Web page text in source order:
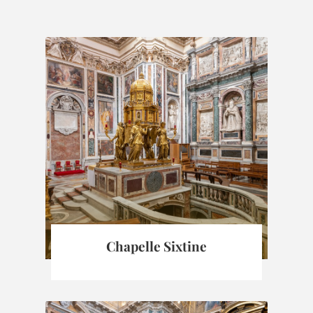
Chapelle Sixtine